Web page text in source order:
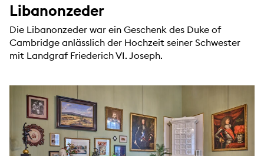
Libanonzeder
Die Libanonzeder war ein Geschenk des Duke of
Cambridge anlässlich der Hochzeit seiner Schwester
mit Landgraf Friederich VI. Joseph.